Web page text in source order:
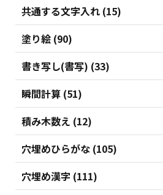
共通する文字入れ (15)
塗り絵 (90)
書き写し(書写) (33)
瞬間計算 (51)
積み木数え (12)
穴埋めひらがな (105)
穴埋め漢字 (111)